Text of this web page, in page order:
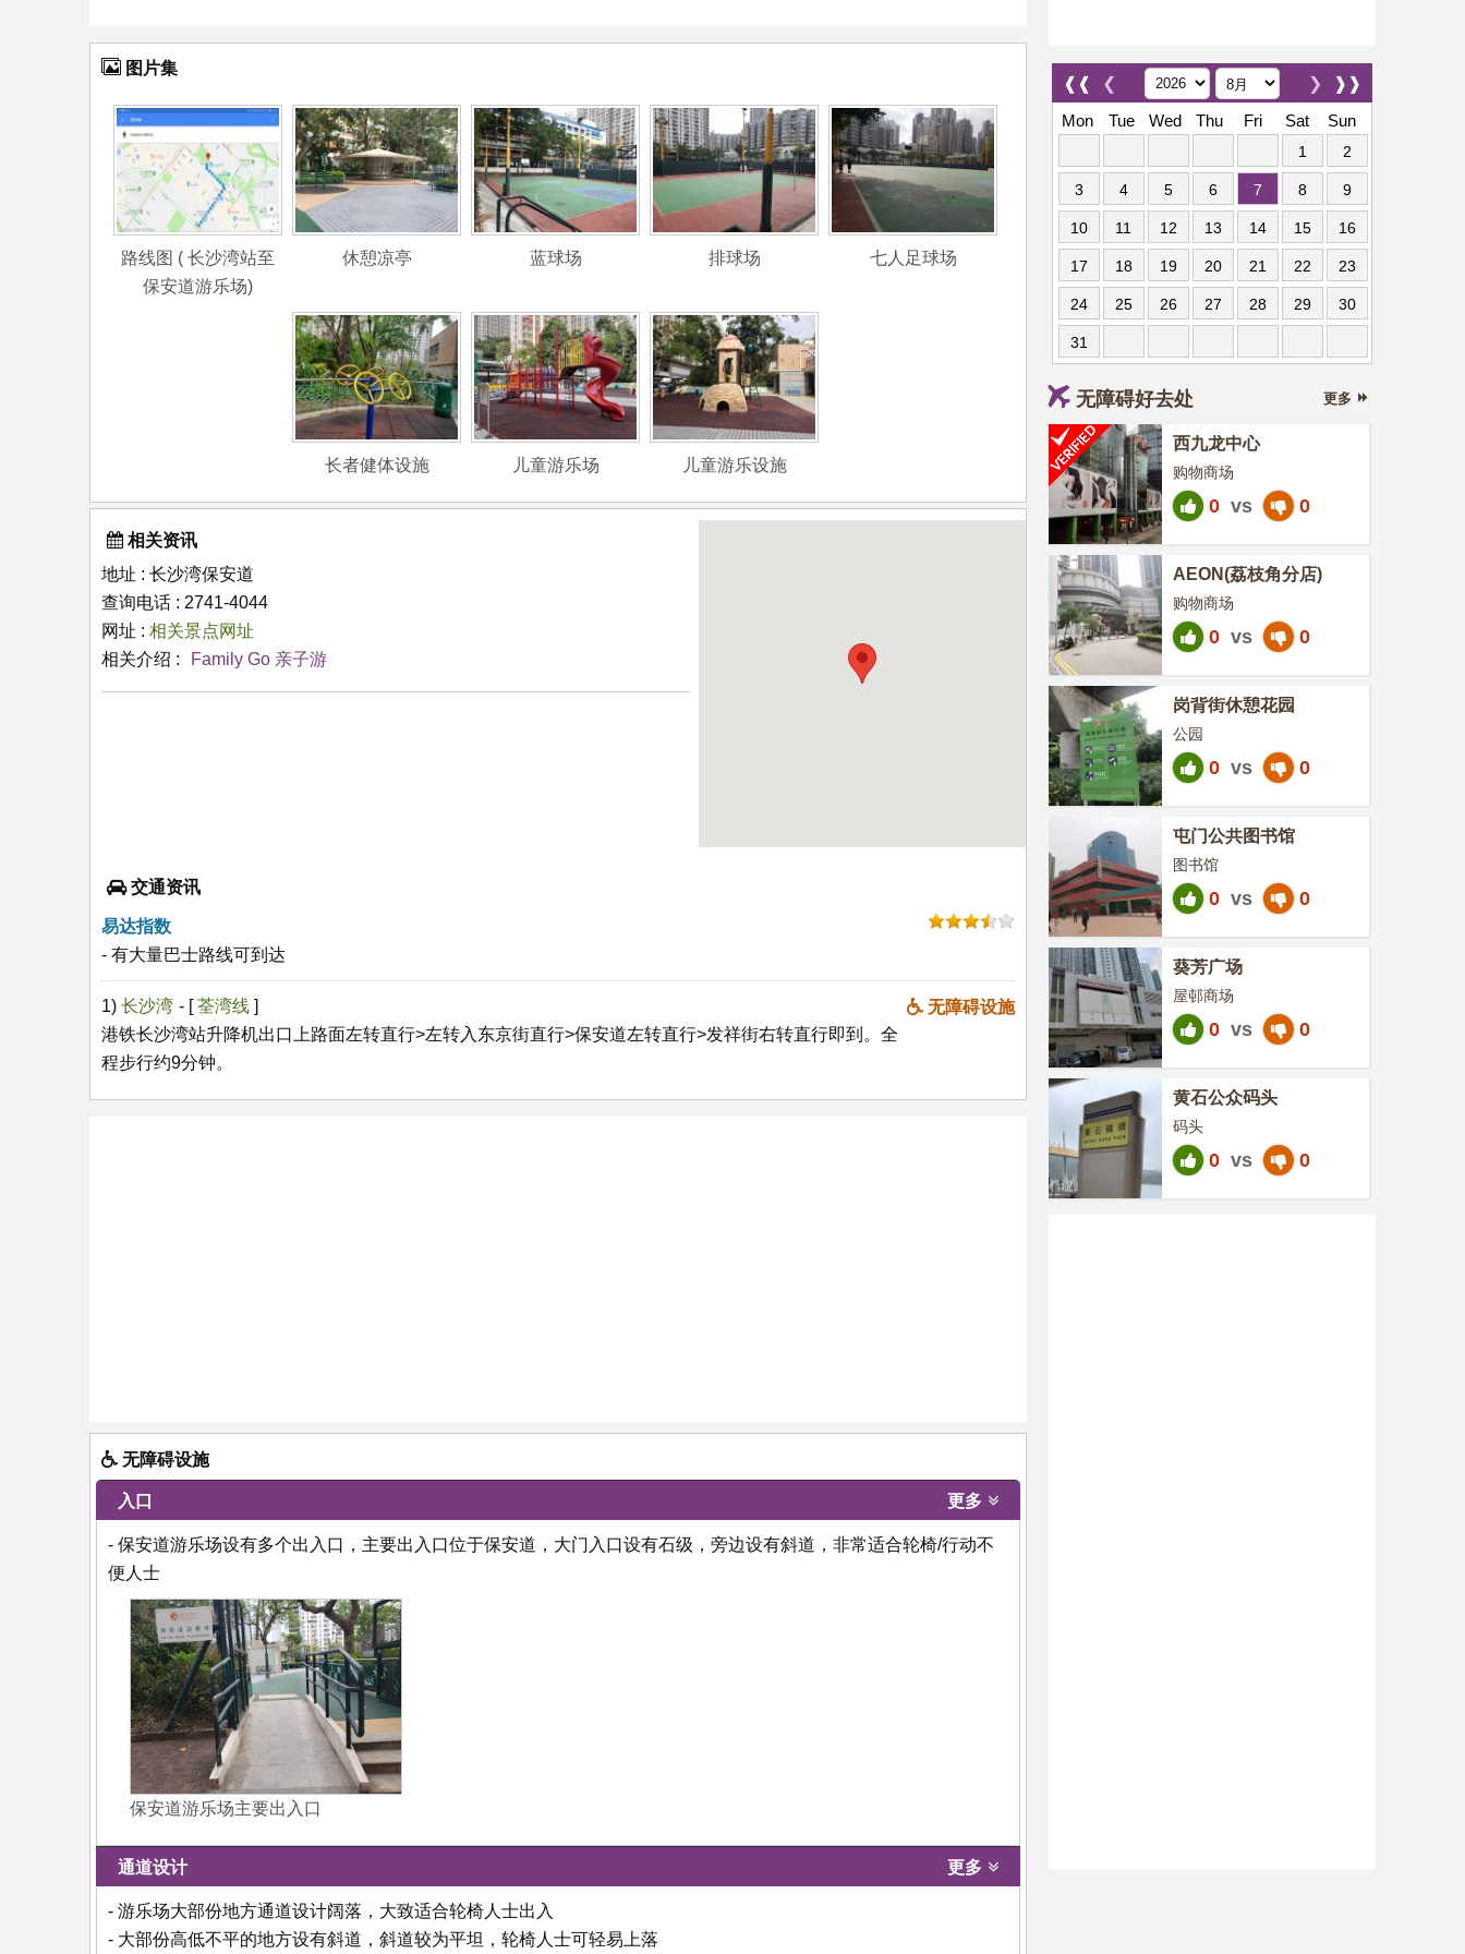
图片集
路线图 ( 长沙湾站至
保安道游乐场)
休憩凉亭 蓝球场 排球场 七人足球场
长者健体设施 儿童游乐场 儿童游乐设施
相关资讯
地址 : 长沙湾保安道
查询电话 : 2741-4044
网址 : 相关景点网址
相关介绍 :
Family Go 亲子游
交通资讯
易达指数
- 有大量巴士路线可到达
1) 长沙湾 无障碍设施
- [荃湾线 ]
港铁长沙湾站升降机出口上路面左转直行>左转入东京街直行>保安道左转直行>发祥街右转直行即到。全
程步行约9分钟。
无障碍设施
入口 更多
- 保安道游乐场设有多个出入口，主要出入口位于保安道，大门入口设有石级，旁边设有斜道，非常适合轮椅/行动不
便人士
保安道游乐场主要出入口
通道设计 更多
- 游乐场大部份地方通道设计阔落，大致适合轮椅人士出入
- 大部份高低不平的地方设有斜道，斜道较为平坦，轮椅人士可轻易上落
❰❰ ❮ ❱❱
❯
Mon
Tue Wed Thu Fri Sat Sun
1 2
3 4 5 6 7 8 9
10 11 12 13 14 15 16
17 18 19 20 21 22 23
24 25 26 27 28 29 30
31
无障碍好去处 更多
西九龙中心
购物商场
0 vs 0
AEON(荔枝角分店)
购物商场
0 vs 0
岗背街休憩花园
公园
0 vs 0
屯门公共图书馆
图书馆
0 vs 0
葵芳广场
屋邨商场
0 vs 0
黄石公众码头
码头
0 vs 0